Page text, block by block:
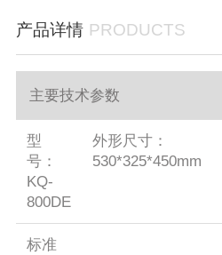
产品详情 PRODUCTS
主要技术参数
型
号：
KQ-
800DE
外形尺寸：
530*325*450mm
标准